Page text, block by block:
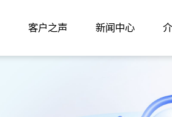
客户之声 新闻中心